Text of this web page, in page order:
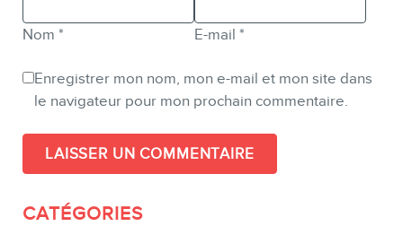
Nom * E-mail *
Enregistrer mon nom, mon e-mail et mon site dans
le navigateur pour mon prochain commentaire.
CATÉGORIES